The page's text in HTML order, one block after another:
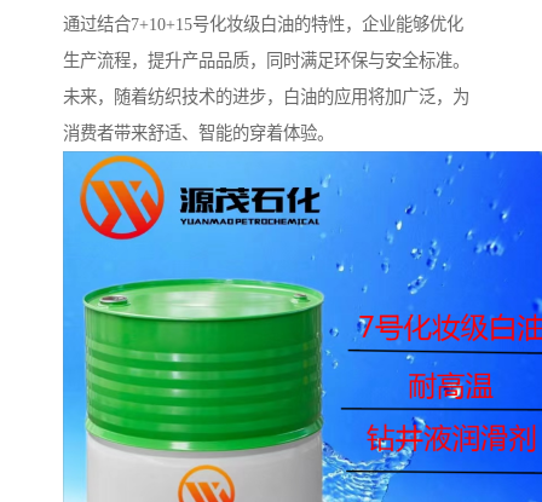
通过结合7+10+15号化妆级白油的特性，企业能够优化
生产流程，提升产品品质，同时满足环保与安全标准。
未来，随着纺织技术的进步，白油的应用将加广泛，为
消费者带来舒适、智能的穿着体验。